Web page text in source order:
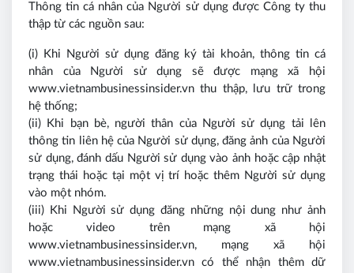
Thông tin cá nhân của Người sử dụng được Công ty thu
thập từ các nguồn sau:
(i) Khi Người sử dụng đăng ký tài khoản, thông tin cá
nhân của Người sử dụng sẽ được mạng xã hội
www.vietnambusinessinsider.vn thu thập, lưu trữ trong
hệ thống;
(ii) Khi bạn bè, người thân của Người sử dụng tải lên
thông tin liên hệ của Người sử dụng, đăng ảnh của Người
sử dụng, đánh dấu Người sử dụng vào ảnh hoặc cập nhật
trạng thái hoặc tại một vị trí hoặc thêm Người sử dụng
vào một nhóm.
(iii) Khi Người sử dụng đăng những nội dung như ảnh
hoặc video trên mạng xã hội
www.vietnambusinessinsider.vn, mạng xã hội
www.vietnambusinessinsider.vn có thể nhận thêm dữ